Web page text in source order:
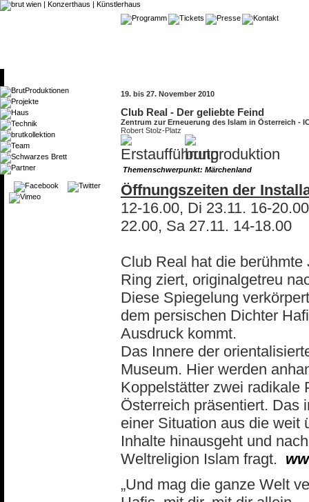
19. bis 27. November 2010
Club Real - Der geliebte Feind
Zentrum zur Erneuerung des Islam in Österreich -
Robert Stolz-Platz
Themenschwerpunkt: Märchenland
Öffnungszeiten der
12-16.00, Di 23.11. 16-
22.00, Sa 27.11. 14-18.00
Club Real hat die
Ring ziert, originalgetreu
Diese Spiegelung
dem persischen Dichter
Ausdruck kommt.
Das Innere der
Museum. Hier werden
Koppelstätter zwei radikale
Österreich präsentiert. Das
einer Situation aus die weit
Inhalte hinausgeht und
Weltreligion Islam fragt.
„Und mag die ganze Welt